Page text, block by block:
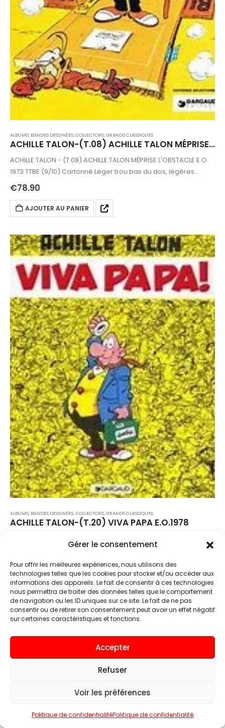
Gérer le consentement
Pour offrir les meilleures expériences, nous utilisons des
technologies telles que les cookies pour stocker et/ou accéder aux
informations des appareils. Le fait de consentir à ces technologies
nous permettra de traiter des données telles que le comportement
de navigation ou les ID uniques sur ce site. Le fait de ne pas
consentir ou de retirer son consentement peut avoir un effet négatif
sur certaines caractéristiques et fonctions.
Accepter
Refuser
Voir les préférences
Politique de confidentialitéPolitique de confidentialité
ALBUMS, BANDES DESSINÉES,COLLECTORS,GRANDS CLASSIQUES
ACHILLE TALON-(T.08) ACHILLE TALON MÉPRISE L'OBSTACLE E.O.1973
ACHILLE TALON - (T.08) ACHILLE TALON MÉPRISE L'OBSTACLE E.O.
1973 TTBE (9/10) Cartonné Léger trou bas du dos, légères
traces bas de pages 40 à 47. État : - 1er Plat : 9,5/10 - 2ème Plat
: - Haut : 9,5/10 - Bas : 9,5/10 - Tranches : 9,5/10 - Intérieur : 9/10
€78.90
AJOUTER AU PANIER
ALBUMS, BANDES DESSINÉES,COLLECTORS,GRANDS CLASSIQUES
ACHILLE TALON-(T.20) VIVA PAPA E.O.1978
€28.90
AJOUTER AU PANIER